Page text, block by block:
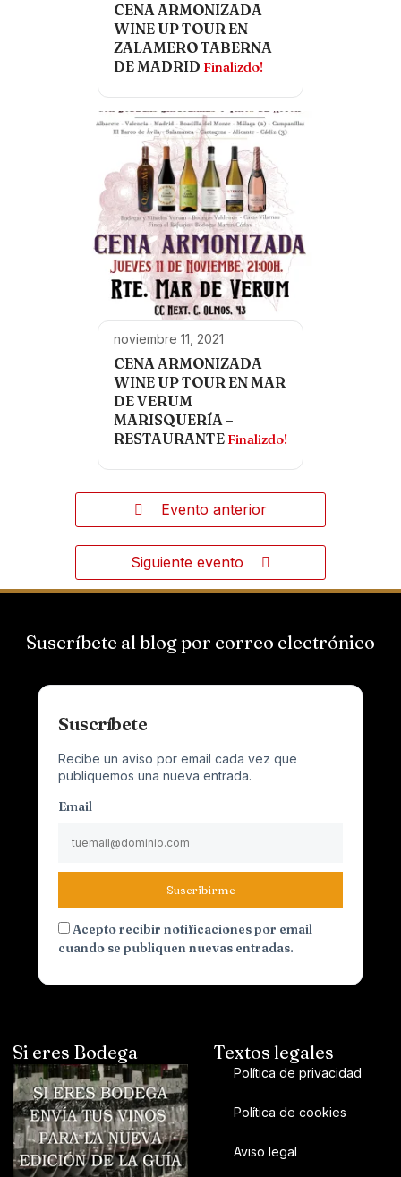
CENA ARMONIZADA
WINE UP TOUR EN
ZALAMERO TABERNA
DE MADRID Finalizdo!
noviembre 11, 2021
CENA ARMONIZADA
WINE UP TOUR EN MAR
DE VERUM
MARISQUERÍA –
RESTAURANTE Finalizdo!
Evento anterior
Siguiente evento
Suscríbete al blog por correo electrónico
Suscríbete
Recibe un aviso por email cada vez que
publiquemos una nueva entrada.
Email
Suscribirme
Acepto recibir notificaciones por email
cuando se publiquen nuevas entradas.
Si eres Bodega Textos legales
Política de privacidad
Política de cookies
Aviso legal